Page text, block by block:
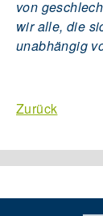
von
wir alle, die
unabhängig
Zurück